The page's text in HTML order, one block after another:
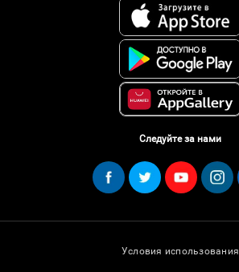
Следуйте за нами
Условия использования